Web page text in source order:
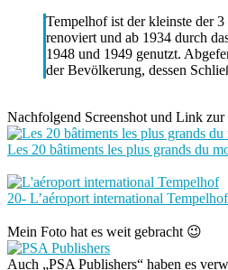
Tempelhof ist der kleinste der
renoviert und ab 1934 durch
1948 und 1949 genutzt.
der Bevölkerung, dessen
Nachfolgend Screenshot und Link
Les 20 bâtiments les plus grands du
20- L’aéroport international Tempelhof
Mein Foto hat es weit gebracht 😉
Auch „PSA Publishers“ haben es